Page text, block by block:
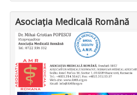
Asociația Medicală Română